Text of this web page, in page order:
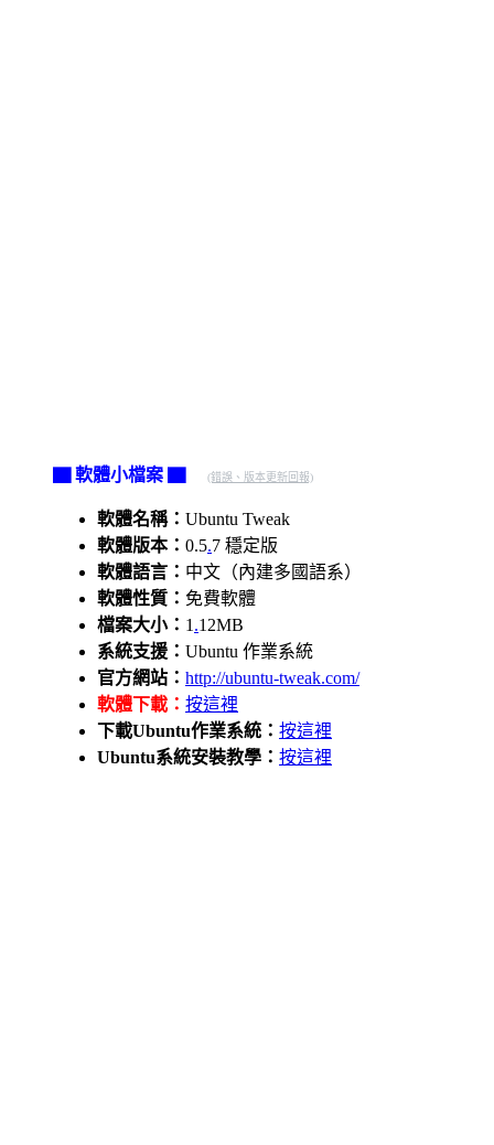
▇ 軟體小檔案 ▇ (錯誤、版本更新回報)
軟體名稱： Ubuntu Tweak
軟體版本： 0.5.7 穩定版
軟體語言： 中文（內建多國語系）
軟體性質： 免費軟體
檔案大小： 1 .12MB
系統支援： Ubuntu 作業系統
官方網站： http://ubuntu-tweak.com/
軟體下載： 按這裡
下載Ubuntu作業系統： 按這裡
Ubuntu系統安裝教學： 按這裡